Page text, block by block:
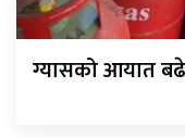
ग्यासको आयात